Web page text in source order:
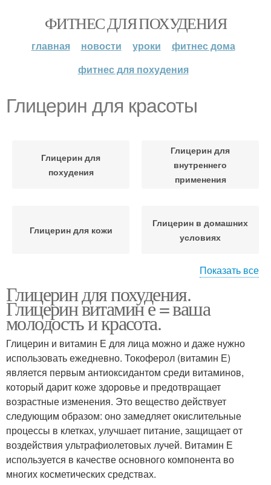
ФИТНЕС ДЛЯ ПОХУДЕНИЯ
главная новости уроки
фитнес дома
фитнес для похудения
Глицерин для красоты
Глицерин для
похудения
Глицерин для
внутреннего
применения
Глицерин для кожи
Глицерин в домашних
условиях
косметологии
Глицерин для волос
Показать все
Глицерин для похудения.
Глицерин витамин е = ваша
молодость и красота.
Глицерин и витамин Е для лица можно и даже нужно
использовать ежедневно. Токоферол (витамин Е)
является первым антиоксидантом среди витаминов,
который дарит коже здоровье и предотвращает
возрастные изменения. Это вещество действует
следующим образом: оно замедляет окислительные
процессы в клетках, улучшает питание, защищает от
воздействия ультрафиолетовых лучей. Витамин Е
используется в качестве основного компонента во
многих косметических средствах.